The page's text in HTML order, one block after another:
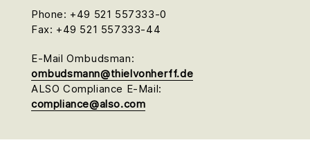
Phone: +49 521 557333-0
Fax: +49 521 557333-44
E-Mail Ombudsman:
ombudsmann@thielvonherff.de
ALSO Compliance E-Mail:
compliance@also.com